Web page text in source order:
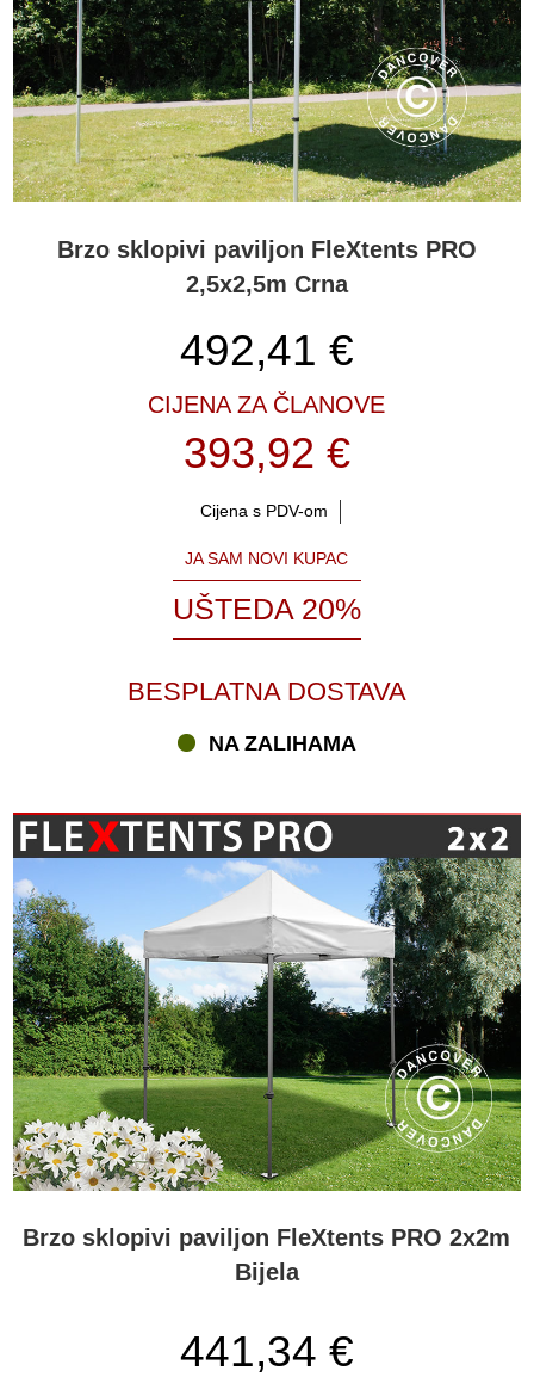
drugih serija paviljona. Imajte na umu da FleXtents® PRO brzo
sklopive paviljone možete nabaviti i s individualiziranim digitalnim
tiskom. Neka vaš logotip i ostalo bude otiskan na vašem sljedećem
brzo sklopivom paviljonu i budite sigurni da će ga primijetiti na
sajmu ili drugim događanjima. Nudimo impresivnih 1.800 različitih
kombinacija ovih popularnih brzo sklopivih paviljona. Jeste li znali
da se FleXtents® PRO brzo sklopivi paviljon može postaviti u samo
60 sekundi? Kupujete li novi brzo sklopivi paviljon? Molimo birajte
onaj FleXtents® PRO brzo sklopivi paviljon koji želite.
Brzo sklopivi paviljon FleXtents PRO
2,5x2,5m Crna
492,41 €
CIJENA ZA ČLANOVE
393,92 €
Cijena s PDV-om
JA SAM NOVI KUPAC
UŠTEDA 20%
BESPLATNA DOSTAVA
NA ZALIHAMA
Brzo sklopivi paviljon FleXtents PRO 2x2m
Bijela
441,34 €